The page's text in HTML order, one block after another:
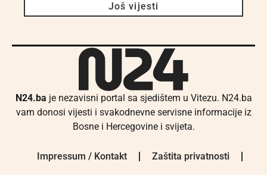
Još vijesti
N24.ba je nezavisni portal sa sjedištem u Vitezu. N24.ba
vam donosi vijesti i svakodnevne servisne informacije iz
Bosne i Hercegovine i svijeta.
Impressum / Kontakt Zaštita privatnosti